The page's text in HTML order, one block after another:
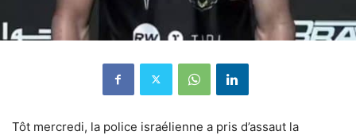
Tôt mercredi, la police israélienne a pris d’assaut la